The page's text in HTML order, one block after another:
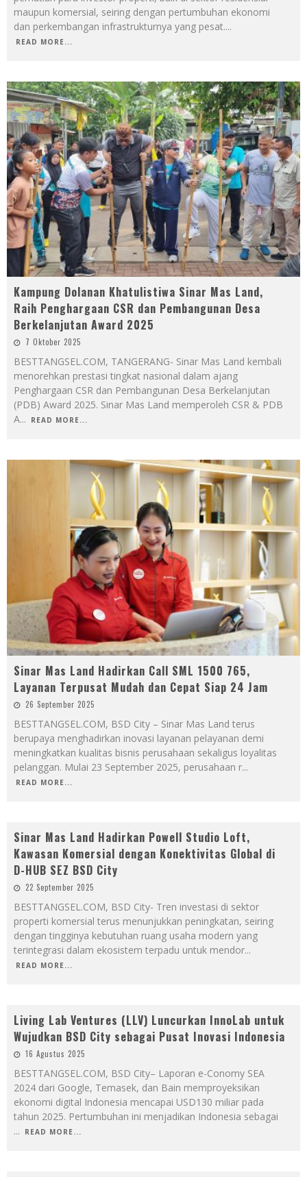
maupun komersial, seiring dengan pertumbuhan ekonomi
dan perkembangan infrastrukturnya yang pesat....
READ MORE...
Kampung Dolanan Khatulistiwa Sinar Mas Land,
Raih Penghargaan CSR dan Pembangunan Desa
Berkelanjutan Award 2025
7 Oktober 2025
BESTTANGSEL.COM, TANGERANG- Sinar Mas Land kembali
menorehkan prestasi tingkat nasional dalam ajang
Penghargaan CSR dan Pembangunan Desa Berkelanjutan
(PDB) Award 2025. Sinar Mas Land memperoleh CSR & PDB
A... READ MORE...
Sinar Mas Land Hadirkan Call SML 1500 765,
Layanan Terpusat Mudah dan Cepat Siap 24 Jam
26 September 2025
BESTTANGSEL.COM, BSD City – Sinar Mas Land terus
berupaya menghadirkan inovasi layanan pelayanan demi
meningkatkan kualitas bisnis perusahaan sekaligus loyalitas
pelanggan. Mulai 23 September 2025, perusahaan r...
READ MORE...
Sinar Mas Land Hadirkan Powell Studio Loft,
Kawasan Komersial dengan Konektivitas Global di
D-HUB SEZ BSD City
22 September 2025
BESTTANGSEL.COM, BSD City- Tren investasi di sektor
properti komersial terus menunjukkan peningkatan, seiring
dengan tingginya kebutuhan ruang usaha modern yang
terintegrasi dalam ekosistem terpadu untuk mendor...
READ MORE...
Living Lab Ventures (LLV) Luncurkan InnoLab untuk
Wujudkan BSD City sebagai Pusat Inovasi Indonesia
16 Agustus 2025
BESTTANGSEL.COM, BSD City– Laporan e-Conomy SEA
2024 dari Google, Temasek, dan Bain memproyeksikan
ekonomi digital Indonesia mencapai USD130 miliar pada
tahun 2025. Pertumbuhan ini menjadikan Indonesia sebagai
...
READ MORE...